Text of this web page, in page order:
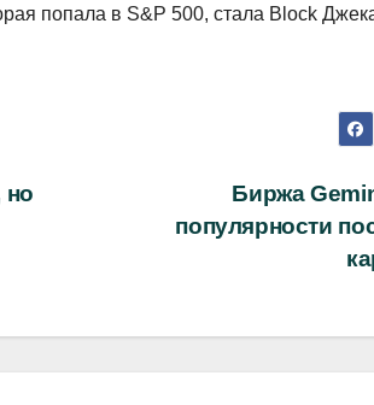
попала в S&P 500, стала Block
Биржа
популярности
но